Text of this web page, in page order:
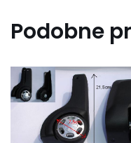
Podobne